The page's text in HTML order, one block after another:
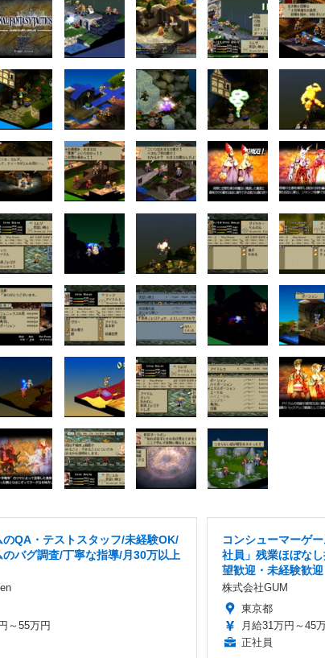
のQA・テストスタッフ/未経験OK/
のバグ調査/丁寧な指導/月30万以上
～55万円
コンシューマーゲ
社員」残業ほぼな
望歓迎・未経験歓迎
株式会社GUM
東京都
月給31万円～45
正社員